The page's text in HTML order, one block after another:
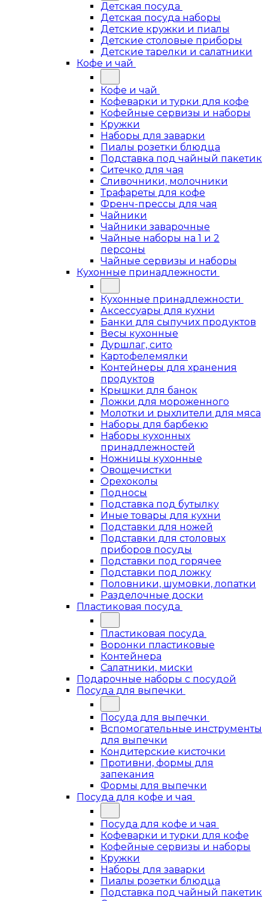
Детская посуда
Детская посуда наборы
Детские кружки и пиалы
Детские столовые приборы
Детские тарелки и салатники
Кофе и чай
Кофе и чай
Кофеварки и турки для кофе
Кофейные сервизы и наборы
Кружки
Наборы для заварки
Пиалы розетки блюдца
Подставка под чайный пакетик
Ситечко для чая
Сливочники, молочники
Трафареты для кофе
Френч-прессы для чая
Чайники
Чайники заварочные
Чайные наборы на 1 и 2
персоны
Чайные сервизы и наборы
Кухонные принадлежности
Кухонные принадлежности
Аксессуары для кухни
Банки для сыпучих продуктов
Весы кухонные
Дуршлаг, сито
Картофелемялки
Контейнеры для хранения
продуктов
Крышки для банок
Ложки для мороженного
Молотки и рыхлители для мяса
Наборы для барбекю
Наборы кухонных
принадлежностей
Ножницы кухонные
Овощечистки
Орехоколы
Подносы
Подставка под бутылку
Иные товары для кухни
Подставки для ножей
Подставки для столовых
приборов посуды
Подставки под горячее
Подставки под ложку
Половники, шумовки, лопатки
Разделочные доски
Пластиковая посуда
Пластиковая посуда
Воронки пластиковые
Контейнера
Салатники, миски
Подарочные наборы с посудой
Посуда для выпечки
Посуда для выпечки
Вспомогательные инструменты
для выпечки
Кондитерские кисточки
Противни, формы для
запекания
Формы для выпечки
Посуда для кофе и чая
Посуда для кофе и чая
Кофеварки и турки для кофе
Кофейные сервизы и наборы
Кружки
Наборы для заварки
Пиалы розетки блюдца
Подставка под чайный пакетик